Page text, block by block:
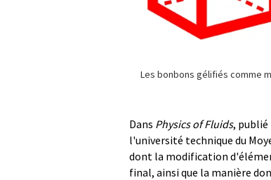
Les bonbons gélifiés comme
Dans Physics of Fluids, publié
l'université technique du
dont la modification
final, ainsi que la manière